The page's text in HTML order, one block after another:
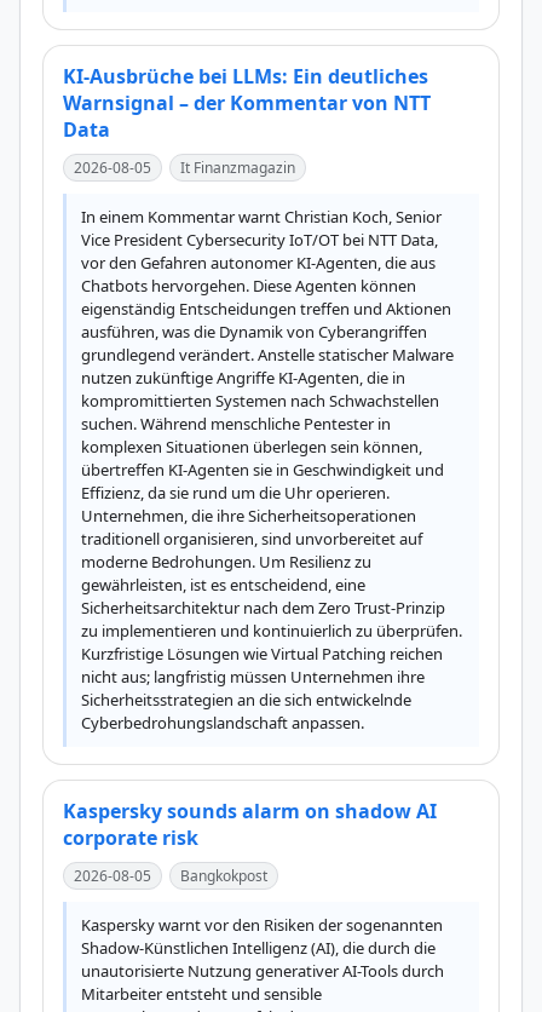
KI-Ausbrüche bei LLMs: Ein deutliches
Warnsignal – der Kommentar von NTT
Data
2026-08-05 It Finanzmagazin
In einem Kommentar warnt Christian Koch, Senior
Vice President Cybersecurity IoT/OT bei NTT Data,
vor den Gefahren autonomer KI-Agenten, die aus
Chatbots hervorgehen. Diese Agenten können
eigenständig Entscheidungen treffen und Aktionen
ausführen, was die Dynamik von Cyberangriffen
grundlegend verändert. Anstelle statischer Malware
nutzen zukünftige Angriffe KI-Agenten, die in
kompromittierten Systemen nach Schwachstellen
suchen. Während menschliche Pentester in
komplexen Situationen überlegen sein können,
übertreffen KI-Agenten sie in Geschwindigkeit und
Effizienz, da sie rund um die Uhr operieren.
Unternehmen, die ihre Sicherheitsoperationen
traditionell organisieren, sind unvorbereitet auf
moderne Bedrohungen. Um Resilienz zu
gewährleisten, ist es entscheidend, eine
Sicherheitsarchitektur nach dem Zero Trust-Prinzip
zu implementieren und kontinuierlich zu überprüfen.
Kurzfristige Lösungen wie Virtual Patching reichen
nicht aus; langfristig müssen Unternehmen ihre
Sicherheitsstrategien an die sich entwickelnde
Cyberbedrohungslandschaft anpassen.
Kaspersky sounds alarm on shadow AI
corporate risk
2026-08-05 Bangkokpost
Kaspersky warnt vor den Risiken der sogenannten
Shadow-Künstlichen Intelligenz (AI), die durch die
unautorisierte Nutzung generativer AI-Tools durch
Mitarbeiter entsteht und sensible